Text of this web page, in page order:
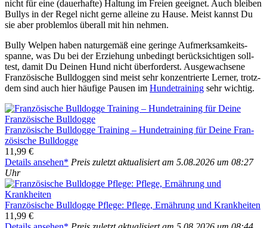
nicht für eine (dau­er­haf­te) Hal­tung im Frei­en geeig­net. Auch blei­ben
Bul­lys in der Regel nicht ger­ne allei­ne zu Hau­se. Meist kannst Du
sie aber pro­blem­los über­all mit hin neh­men.
Bul­ly Wel­pen haben natur­ge­mäß eine gerin­ge Auf­merk­sam­keits­
span­ne, was Du bei der Erzie­hung unbe­dingt berück­sich­ti­gen soll­
test, damit Du Dei­nen Hund nicht über­for­derst. Aus­ge­wach­se­ne
Fran­zö­si­sche Bull­dog­gen sind meist sehr kon­zen­trier­te Ler­ner, trotz­
dem sind auch hier häu­fi­ge Pau­sen im Hun­de­trai­ning sehr wich­tig.
Fran­zö­si­sche Bull­dog­ge Trai­ning – Hun­de­trai­ning für Dei­ne Fran­
zö­si­sche Bull­dog­ge
11,99 €
Details anse­hen* Preis zuletzt aktua­li­siert am 5.08.2026 um 08:27
Uhr
Fran­zö­si­sche Bull­dog­ge Pfle­ge: Pfle­ge, Ernäh­rung und Krank­hei­ten
11,99 €